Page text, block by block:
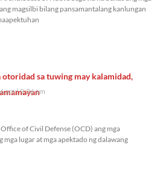
magsilbi bilang pansamantalang kanlungan
otoridad sa tuwing may kalamidad,
am 9:26 am
of Civil Defense (OCD) ang mga
mga lugar at mga apektado ng dalawang